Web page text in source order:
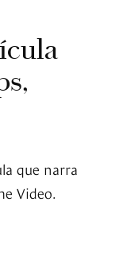
que narra
Video.